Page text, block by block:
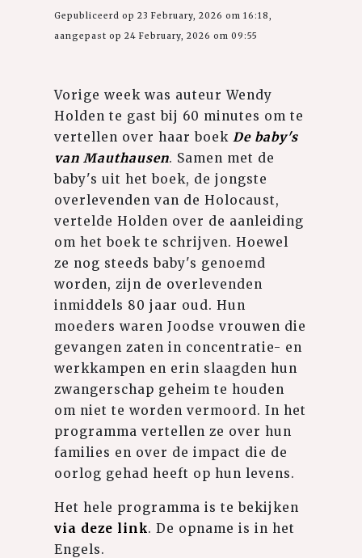
Gepubliceerd op 23 February, 2026 om 16:18,
aangepast op 24 February, 2026 om 09:55
Vorige week was auteur Wendy
Holden te gast bij 60 minutes om te
vertellen over haar boek De baby's
van Mauthausen. Samen met de
baby's uit het boek, de jongste
overlevenden van de Holocaust,
vertelde Holden over de aanleiding
om het boek te schrijven. Hoewel
ze nog steeds baby's genoemd
worden, zijn de overlevenden
inmiddels 80 jaar oud. Hun
moeders waren Joodse vrouwen die
gevangen zaten in concentratie- en
werkkampen en erin slaagden hun
zwangerschap geheim te houden
om niet te worden vermoord. In het
programma vertellen ze over hun
families en over de impact die de
oorlog gehad heeft op hun levens.
Het hele programma is te bekijken
via deze link. De opname is in het
Engels.